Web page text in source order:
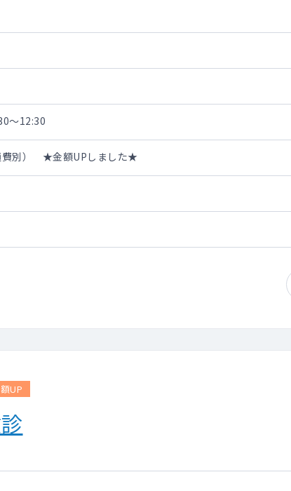
～12:30
費別） ★金額UPしました★
UP